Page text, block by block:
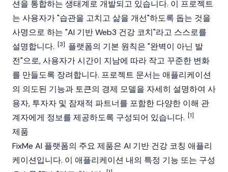
션을 통합하는 생태계로 개발되고 있습니다. 이 프로젝트
는 사용자가 "습관을 고치고 삶을 개선"하도록 돕는 것을
사명으로 하는 "AI 기반Web3 건강 코치"라고 스스로를
설명합니다. [3] 플랫폼의 기본 원칙은 "완벽이 아닌 발
전"으로, 사용자가 시간이 지남에 따라 작고 꾸준한 변화
를 만들도록 장려합니다. 프로젝트 문서는 애플리케이션
의 의도된 기능과 토큰의 경제 모델을 자세히 설명하여 사
용자, 투자자 및 잠재적 파트너를 포함한 다양한 이해 관
계자에게 정보를 제공하도록 구성되어 있습니다. [1]
제품
FixMe AI 플랫폼의 주요 제품은 AI 기반 건강 코칭 애플리
케이션입니다. 이 애플리케이션 내의 특정 기능 또는 구성